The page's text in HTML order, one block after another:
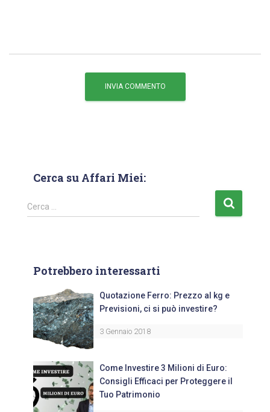
Cerca su Affari Miei:
Cerca …
Potrebbero interessarti
Quotazione Ferro: Prezzo al kg e
Previsioni, ci si può investire?
3 Gennaio 2018
Come Investire 3 Milioni di Euro:
Consigli Efficaci per Proteggere il
Tuo Patrimonio